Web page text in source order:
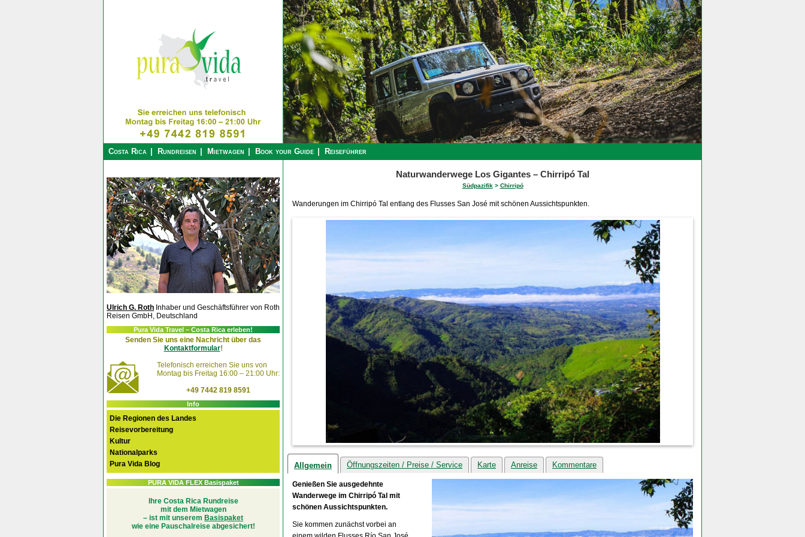
Costa Rica Rundreisen Mietwagen Book your Guide Reiseführer
Naturwanderwege Los Gigantes – Chirripó Tal
Südpazifik> Chirripó
Wanderungen im Chirripó Tal entlang des Flusses San José mit schönen Aussichtspunkten.
Allgemein Öffnungszeiten / Preise / Service Karte Anreise Kommentare
Genießen Sie ausgedehnte
Wanderwege im Chirripó Tal mit
schönen Aussichtspunkten.
Sie kommen zunächst vorbei an
Ulrich G. Roth Inhaber und Geschäftsführer von Roth
Reisen GmbH, Deutschland
Pura Vida Travel – Costa Rica erleben!
Senden Sie uns eine Nachricht über das
Kontaktformular!
Telefonisch erreichen Sie uns von
Montag bis Freitag 16:00 – 21:00 Uhr:
+49 7442 819 8591
Info
Die Regionen des Landes
Reisevorbereitung
Kultur
Nationalparks
Pura Vida Blog
PURA VIDA FLEX Basispaket
Ihre Costa Rica Rundreise
mit dem Mietwagen
– ist mit unserem Basispaket
wie eine Pauschalreise abgesichert!